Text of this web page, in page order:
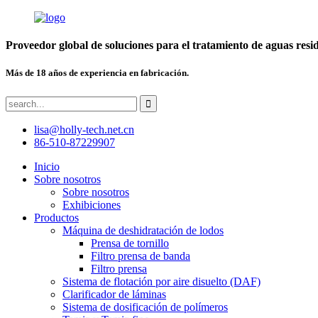
Proveedor global de soluciones para el tratamiento de aguas
Más de 18 años de experiencia en fabricación.
lisa@holly-tech.net.cn
86-510-87229907
Inicio
Sobre nosotros
Sobre nosotros
Exhibiciones
Productos
Máquina de deshidratación de lodos
Prensa de tornillo
Filtro prensa de banda
Filtro prensa
Sistema de flotación por aire disuelto (DAF)
Clarificador de láminas
Sistema de dosificación de polímeros